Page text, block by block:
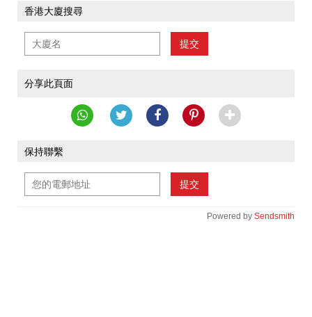
香港大廈搜尋
提交
分享此頁面
保持聯繫
提交
Powered by Sendsmith